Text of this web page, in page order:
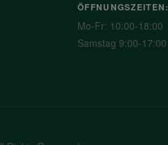
ÖFFNUNGSZEITEN:
Mo-Fr: 10:00-18:00
Samstag 9:00-17:00